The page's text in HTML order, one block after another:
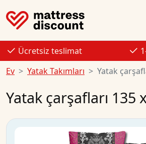
Ücretsiz teslimat
Ev
Yatak Takımları Yatak
Yatak çarşafları 135